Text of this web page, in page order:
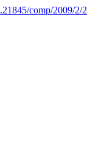
comp/2009/2/2